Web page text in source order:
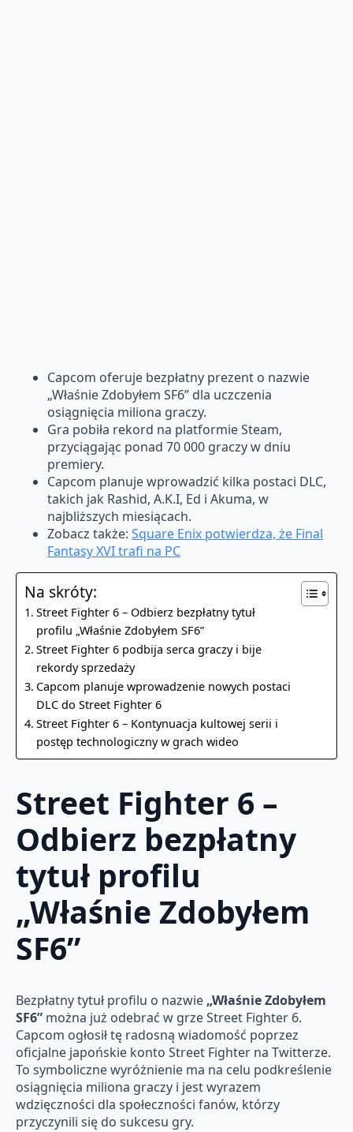
Capcom oferuje bezpłatny prezent o nazwie
„Właśnie Zdobyłem SF6” dla uczczenia
osiągnięcia miliona graczy.
Gra pobiła rekord na platformie Steam,
przyciągając ponad 70 000 graczy w dniu
premiery.
Capcom planuje wprowadzić kilka postaci DLC,
takich jak Rashid, A.K.I, Ed i Akuma, w
najbliższych miesiącach.
Zobacz także: Square Enix potwierdza, że Final
Fantasy XVI trafi na PC
Na skróty:
Street Fighter 6 – Odbierz bezpłatny tytuł
profilu „Właśnie Zdobyłem SF6”
Street Fighter 6 podbija serca graczy i bije
rekordy sprzedaży
Capcom planuje wprowadzenie nowych postaci
DLC do Street Fighter 6
Street Fighter 6 – Kontynuacja kultowej serii i
postęp technologiczny w grach wideo
Street Fighter 6 –
Odbierz bezpłatny
tytuł profilu
„Właśnie Zdobyłem
SF6”
Bezpłatny tytuł profilu o nazwie„Właśnie Zdobyłem
SF6” można już odebrać w grze Street Fighter 6.
Capcom ogłosił tę radosną wiadomość poprzez
oficjalne japońskie konto Street Fighter na Twitterze.
To symboliczne wyróżnienie ma na celu podkreślenie
osiągnięcia miliona graczy i jest wyrazem
wdzięczności dla społeczności fanów, którzy
przyczynili się do sukcesu gry.